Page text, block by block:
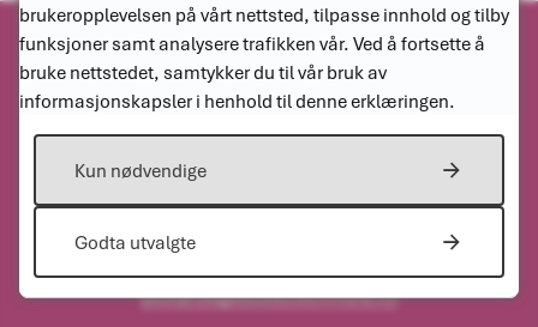
post@haegebostad.kommune.no
brukeropplevelsen på vårt nettsted, tilpasse innhold og tilby
funksjoner samt analysere trafikken vår. Ved å fortsette å
bruke nettstedet, samtykker du til vår bruk av
informasjonskapsler i henhold til denne erklæringen.
Kun nødvendige
Godta utvalgte